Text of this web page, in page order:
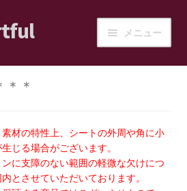
メニュー
ト
＊＊
材の特性上、シートの外周や角に小
じる場合がございます。
に支障のない範囲の軽微な欠けにつ
とさせていただいております。